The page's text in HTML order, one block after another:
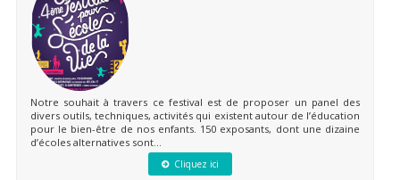
Notre souhait à travers ce festival est de proposer un panel des
divers outils, techniques, activités qui existent autour de l’éducation
pour le bien-être de nos enfants. 150 exposants, dont une dizaine
d’écoles alternatives sont...
Cliquez ici